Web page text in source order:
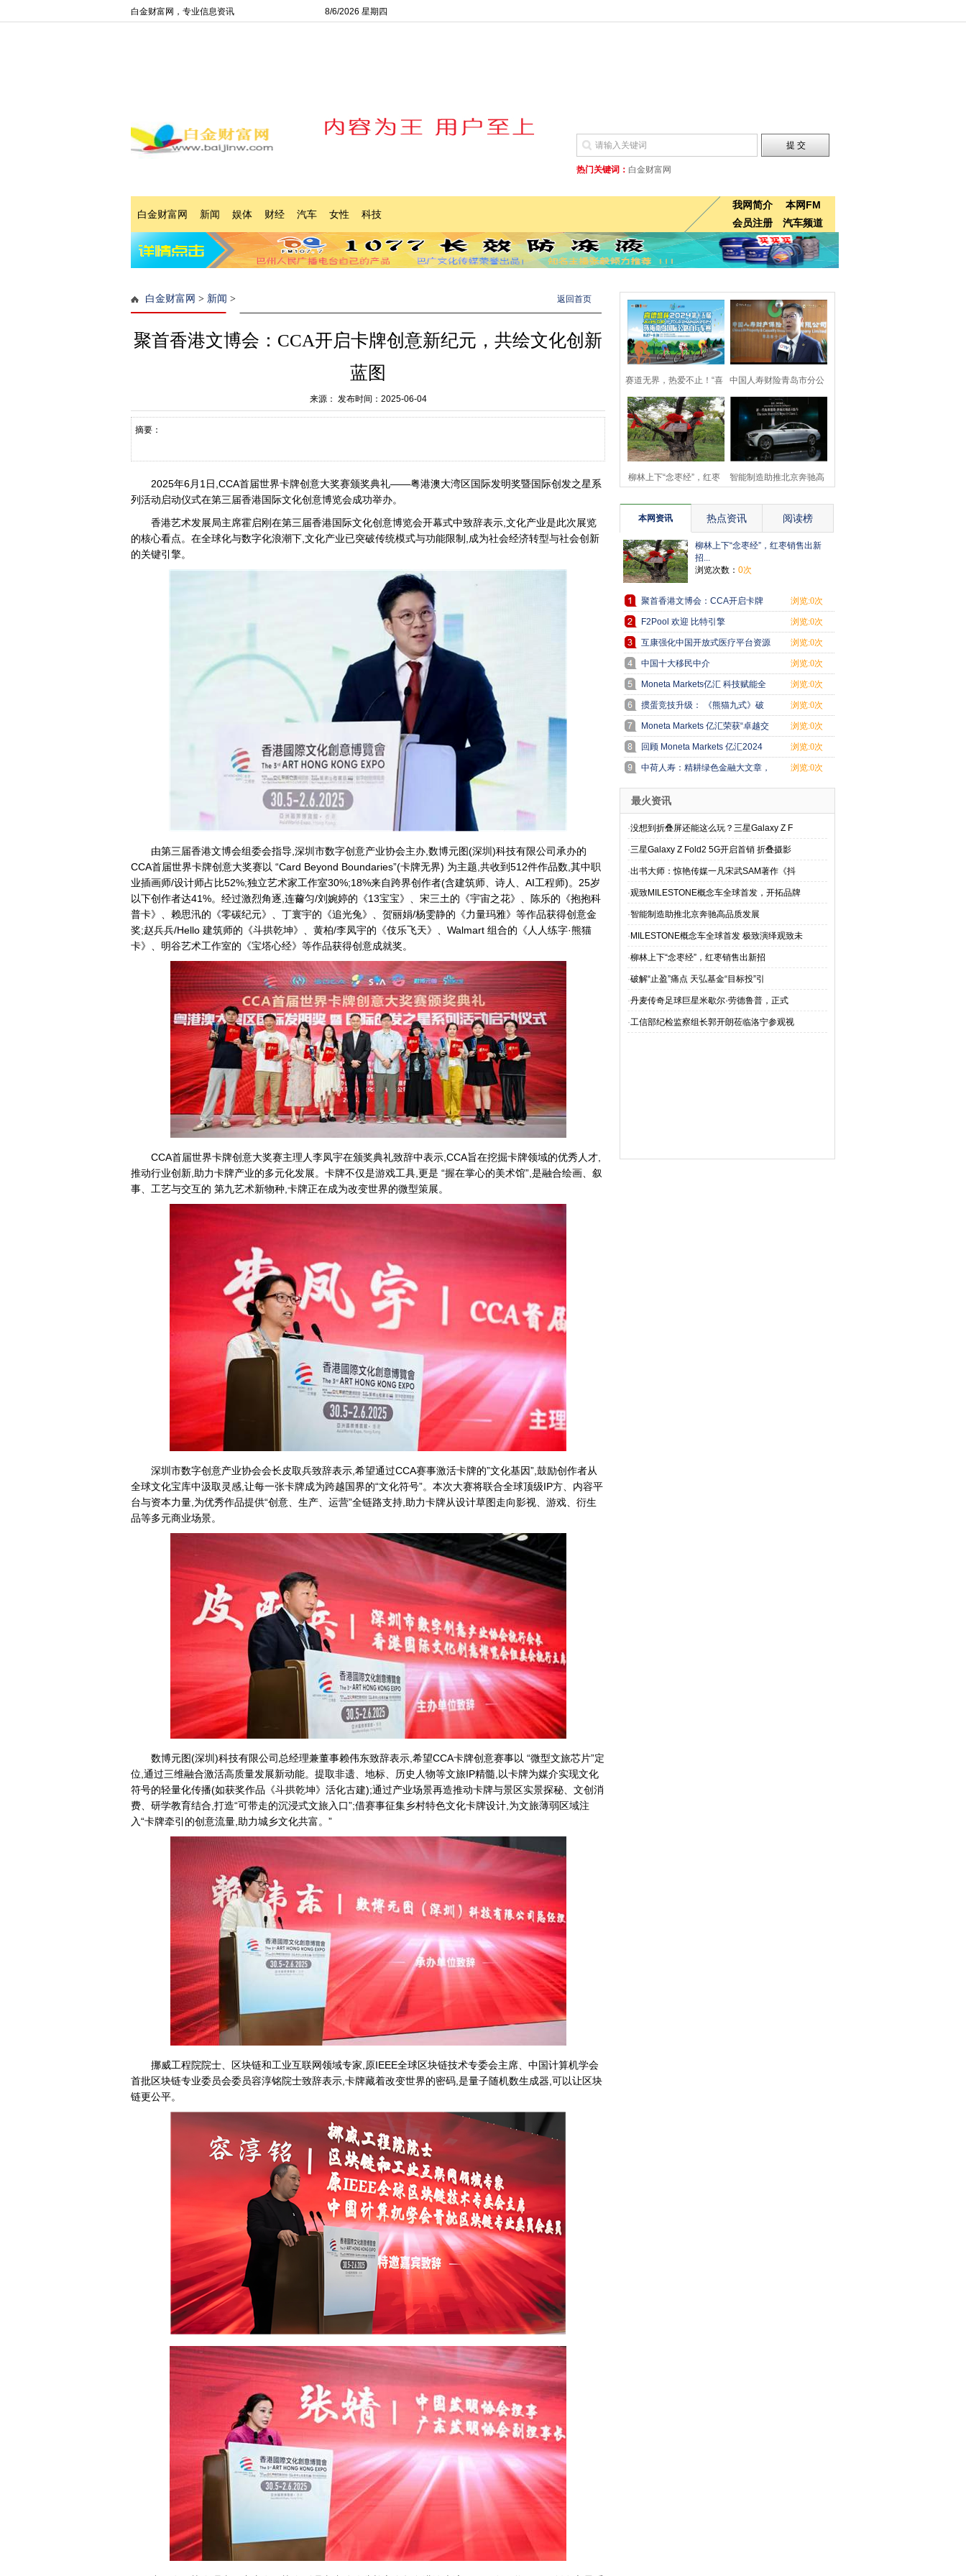
白金财富网，专业信息资讯 8/6/2026 星期四
热门关键词： 白金财富网
白金财富网 新闻 娱体 财经 汽车 女性 科技
本网FM
我网简介
汽车频道
会员注册
白金财富网 > 新闻 > 返回首页
聚首香港文博会：CCA开启卡牌创意新纪元，共绘文化创新
蓝图
来源： 发布时间：2025-06-04
摘要：
2025年6月1日,CCA首届世界卡牌创意大奖赛颁奖典礼——粤港澳大湾区国际发明奖暨国际创发之星系
列活动启动仪式在第三届香港国际文化创意博览会成功举办。
香港艺术发展局主席霍启刚在第三届香港国际文化创意博览会开幕式中致辞表示,文化产业是此次展览
的核心看点。在全球化与数字化浪潮下,文化产业已突破传统模式与功能限制,成为社会经济转型与社会创新
的关键引擎。
由第三届香港文博会组委会指导,深圳市数字创意产业协会主办,数博元图(深圳)科技有限公司承办的
CCA首届世界卡牌创意大奖赛以 “Card Beyond Boundaries”(卡牌无界) 为主题,共收到512件作品数,其中职
业插画师/设计师占比52%;独立艺术家工作室30%;18%来自跨界创作者(含建筑师、诗人、AI工程师)。25岁
以下创作者达41%。经过激烈角逐,连薾匀/刘婉婷的《13宝宝》、宋三土的《宇宙之花》、陈乐的《抱抱科
普卡》、赖思汛的《零碳纪元》、丁寰宇的《追光兔》、贺丽娟/杨雯静的《力量玛雅》等作品获得创意金
奖;赵兵兵/Hello 建筑师的《斗拱乾坤》、黄柏/李凤宇的《伎乐飞天》、Walmart 组合的《人人练字·熊猫
卡》、明谷艺术工作室的《宝塔心经》等作品获得创意成就奖。
CCA首届世界卡牌创意大奖赛主理人李凤宇在颁奖典礼致辞中表示,CCA旨在挖掘卡牌领域的优秀人才,
推动行业创新,助力卡牌产业的多元化发展。卡牌不仅是游戏工具,更是 “握在掌心的美术馆”,是融合绘画、叙
事、工艺与交互的 第九艺术新物种,卡牌正在成为改变世界的微型策展。
深圳市数字创意产业协会会长皮取兵致辞表示,希望通过CCA赛事激活卡牌的”文化基因”,鼓励创作者从
全球文化宝库中汲取灵感,让每一张卡牌成为跨越国界的“文化符号”。本次大赛将联合全球顶级IP方、内容平
台与资本力量,为优秀作品提供“创意、生产、运营”全链路支持,助力卡牌从设计草图走向影视、游戏、衍生
品等多元商业场景。
数博元图(深圳)科技有限公司总经理兼董事赖伟东致辞表示,希望CCA卡牌创意赛事以 “微型文旅芯片”定
位,通过三维融合激活高质量发展新动能。提取非遗、地标、历史人物等文旅IP精髓,以卡牌为媒介实现文化
符号的轻量化传播(如获奖作品《斗拱乾坤》活化古建);通过产业场景再造推动卡牌与景区实景探秘、文创消
费、研学教育结合,打造“可带走的沉浸式文旅入口”;借赛事征集乡村特色文化卡牌设计,为文旅薄弱区域注
入“卡牌牵引的创意流量,助力城乡文化共富。”
挪威工程院院士、区块链和工业互联网领域专家,原IEEE全球区块链技术专委会主席、中国计算机学会
首批区块链专业委员会委员容淳铭院士致辞表示,卡牌藏着改变世界的密码,是量子随机数生成器,可以让区块
链更公平。
赛道无界，热爱不止！“喜
德盛杯”2024环岛
中国人寿财险青岛市分公
司为岛城经济 发展
柳林上下“念枣经”，红枣 智能制造助推北京奔驰高
本网资讯
热点资讯 阅读榜
柳林上下“念枣经”，红枣销售出新
招...
浏览次数： 0次
聚首香港文博会：CCA开启卡牌
创意新纪元，
浏览:0次
F2Pool 欢迎 比特引擎
（BitEngine Mining T
浏览:0次
互康强化中国开放式医疗平台资源
配合跨境
浏览:0次
中国十大移民中介 浏览:0次
Moneta Markets亿汇 科技赋能全
球交易，领
浏览:0次
掼蛋竞技升级： 《熊猫九式》破
解牌局密码
浏览:0次
Moneta Markets 亿汇荣获“卓越交
易平台奖
浏览:0次
回顾 Moneta Markets 亿汇2024
年成就与2025
浏览:0次
中荷人寿：精耕绿色金融大文章，
推动可持续
浏览:0次
最火资讯
·没想到折叠屏还能这么玩？三星Galaxy Z F
·三星Galaxy Z Fold2 5G开启首销 折叠摄影
·出书大师：惊艳传媒一凡宋武SAM著作《抖
·观致MILESTONE概念车全球首发，开拓品牌
·智能制造助推北京奔驰高品质发展
· MILESTONE概念车全球首发 极致演绎观致未
·柳林上下“念枣经”，红枣销售出新招
·破解“止盈”痛点 天弘基金“目标投”引
·丹麦传奇足球巨星米歇尔·劳德鲁普，正式
·工信部纪检监察组长郭开朗莅临洛宁参观视